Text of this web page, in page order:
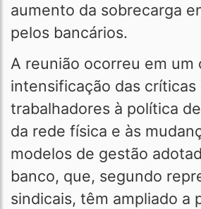
aumento da sobrecarga
pelos bancários.
A reunião ocorreu em
intensificação das críticas
trabalhadores à política
da rede física e às
modelos de gestão
banco, que, segundo
sindicais, têm ampliado a